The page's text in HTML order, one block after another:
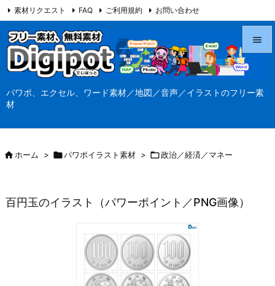
パワポ、エクセル、ワード素材／地図／音声／イラストのフリー素
材



素材リクエスト FAQ ご利用規約 お問い合わせ
当サイト（Digipot.net）について
ホーム > パワポイラスト素材 > 政治／経済／マネー
百円玉のイラスト（パワーポイント／PNG画像）